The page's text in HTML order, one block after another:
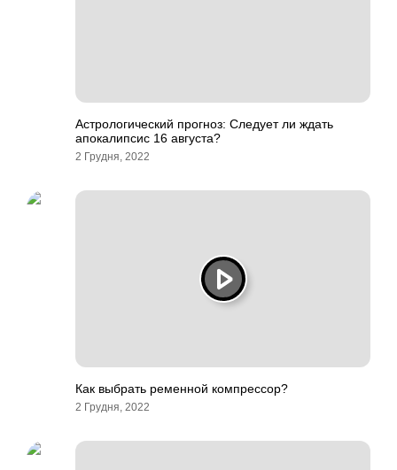
Астрологический прогноз: Следует ли ждать
апокалипсис 16 августа?
2 Грудня, 2022
Как выбрать ременной компрессор?
2 Грудня, 2022